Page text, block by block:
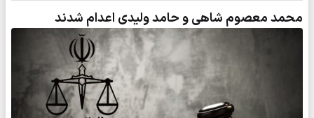
محمد معصوم شاهی و حامد ولیدی اعدام شدند